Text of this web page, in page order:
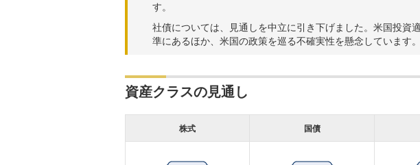
す。
社債については、見通しを中立に引き下げました。米国投資
準にあるほか、米国の政策を巡る不確実性を懸念しています。
資産クラスの見通し
株式 国債